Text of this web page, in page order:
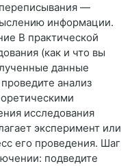
—
информации.
В практической
(как и что вы
данные
анализ
исследования
эксперимент или
его проведения. Шаг
подведите